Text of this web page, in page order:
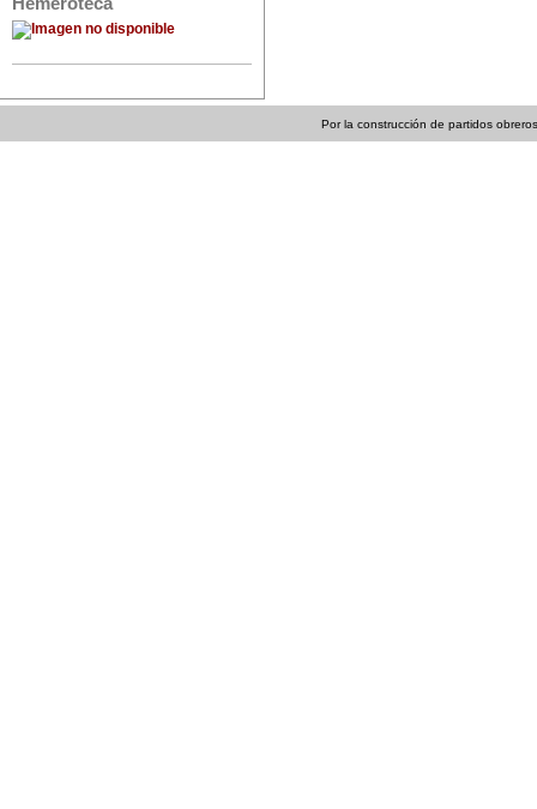
Por la construcción de partidos